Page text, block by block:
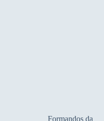
Formandos da